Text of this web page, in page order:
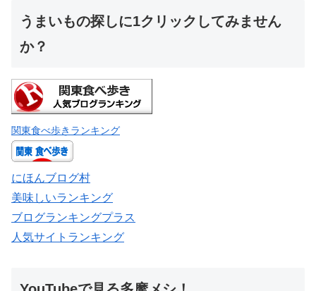
うまいもの探しに1クリックしてみません
か？
関東食べ歩きランキング
にほんブログ村
美味しいランキング
ブログランキングプラス
人気サイトランキング